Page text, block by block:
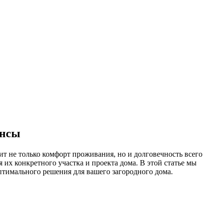
только комфорт проживания, но и долговечность всего
конкретного участка и проекта дома. В этой статье мы
решения для вашего загородного дома.